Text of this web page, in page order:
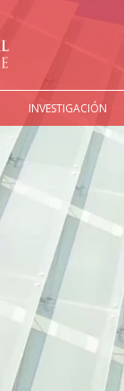
INVESTIGACIÓN